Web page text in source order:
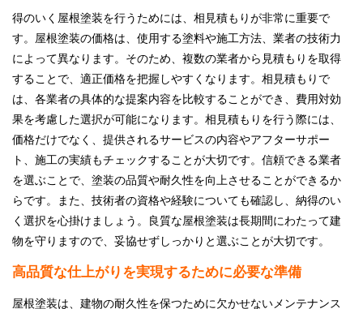
得のいく屋根塗装を行うためには、相見積もりが非常に重要で
す。屋根塗装の価格は、使用する塗料や施工方法、業者の技術力
によって異なります。そのため、複数の業者から見積もりを取得
することで、適正価格を把握しやすくなります。相見積もりで
は、各業者の具体的な提案内容を比較することができ、費用対効
果を考慮した選択が可能になります。相見積もりを行う際には、
価格だけでなく、提供されるサービスの内容やアフターサポー
ト、施工の実績もチェックすることが大切です。信頼できる業者
を選ぶことで、塗装の品質や耐久性を向上させることができるか
らです。また、技術者の資格や経験についても確認し、納得のい
く選択を心掛けましょう。良質な屋根塗装は長期間にわたって建
物を守りますので、妥協せずしっかりと選ぶことが大切です。
高品質な仕上がりを実現するために必要な準備
屋根塗装は、建物の耐久性を保つために欠かせないメンテナンス